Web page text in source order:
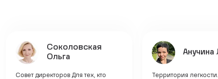
Соколовская
Ольга
Совет директоров Для тех, кто
Территория